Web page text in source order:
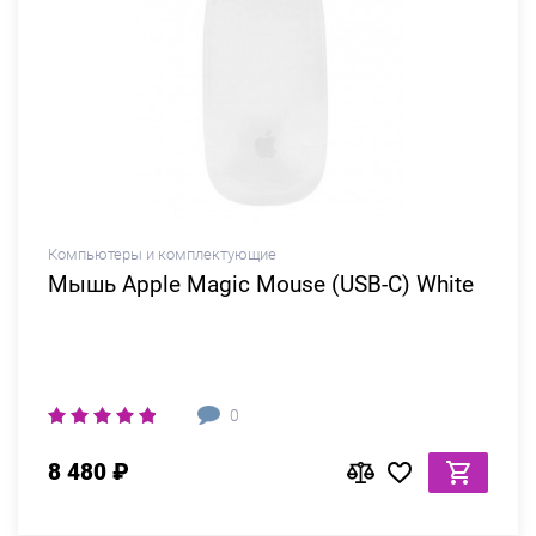
Компьютеры и комплектующие
Мышь Apple Magic Mouse (USB-C) White
0
8 480 ₽